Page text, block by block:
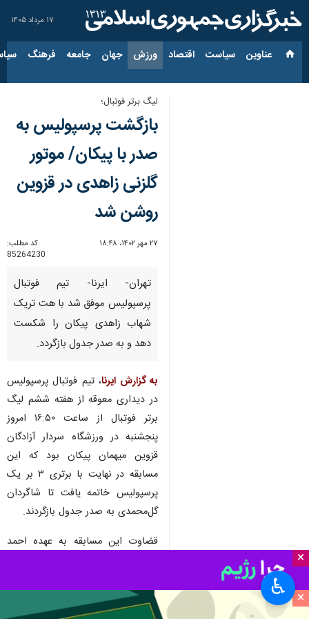
۱۷ مرداد ۱۴۰۵
عناوین‌ سیاست اقتصاد ورزش جهان جامعه فرهنگ
×
×
لیگ برتر فوتبال؛
بازگشت پرسپولیس به
صدر با پیکان/ موتور
گلزنی زاهدی در قزوین
روشن شد
۲۷ مهر ۱۴۰۲، ۱۸:۴۸
کد مطلب:
85264230
تهران- ایرنا- تیم فوتبال
پرسپولیس موفق شد با هت تریک
شهاب زاهدی پیکان را شکست
دهد و به صدر جدول بازگردد.
به گزارش ایرنا، تیم فوتبال پرسپولیس
در دیداری معوقه از هفته ششم لیگ
برتر فوتبال از ساعت ۱۶:۵۰ امروز
پنجشنبه در ورزشگاه سردار آزادگان
قزوین میهمان پیکان بود که این
مسابقه در نهایت با برتری ۳ بر یک
پرسپولیس خاتمه یافت تا شاگردان
گل‌محمدی به صدر جدول بازگردند.
قضاوت این مسابقه به عهده احمد
او را در قضاوت در این مسابقه
♿︎